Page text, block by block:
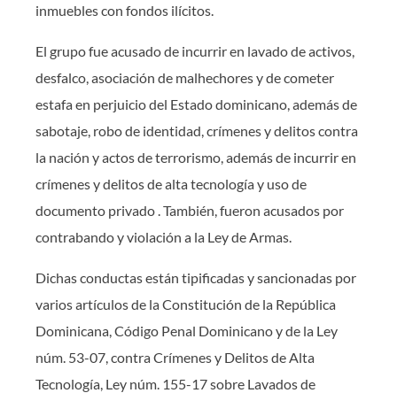
inmuebles con fondos ilícitos.
El grupo fue acusado de incurrir en lavado de activos,
desfalco, asociación de malhechores y de cometer
estafa en perjuicio del Estado dominicano, además de
sabotaje, robo de identidad, crímenes y delitos contra
la nación y actos de terrorismo, además de incurrir en
crímenes y delitos de alta tecnología y uso de
documento privado . También, fueron acusados por
contrabando y violación a la Ley de Armas.
Dichas conductas están tipificadas y sancionadas por
varios artículos de la Constitución de la República
Dominicana, Código Penal Dominicano y de la Ley
núm. 53-07, contra Crímenes y Delitos de Alta
Tecnología, Ley núm. 155-17 sobre Lavados de